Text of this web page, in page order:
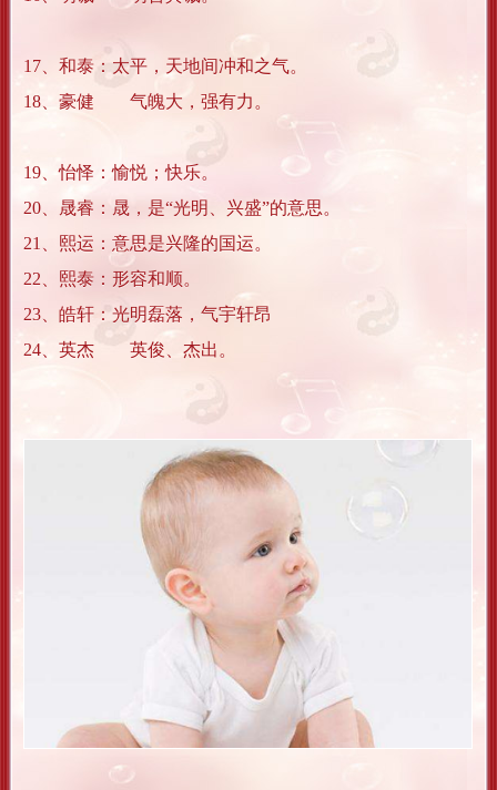
17、和泰：太平，天地间冲和之气。
18、豪健 气魄大，强有力。
19、怡怿：愉悦；快乐。
20、晟睿：晟，是“光明、兴盛”的意思。
21、熙运：意思是兴隆的国运。
22、熙泰：形容和顺。
23、皓轩：光明磊落，气宇轩昂
24、英杰 英俊、杰出。